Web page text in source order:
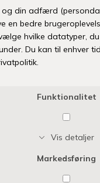
ELLIE HALSKÆDE |
DKK